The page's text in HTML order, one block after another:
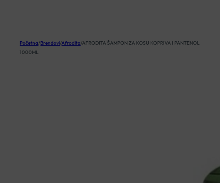
Početna/Brendovi/Afrodita/AFRODITA ŠAMPON ZA KOSU KOPRIVA I PANTENOL
1000ML